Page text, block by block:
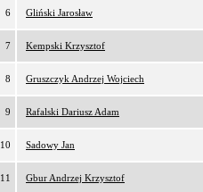
6 Gliński Jarosław
7 Kempski Krzysztof
8 Gruszczyk Andrzej Wojciech
9 Rafalski Dariusz Adam
10 Sadowy Jan
11 Gbur Andrzej Krzysztof